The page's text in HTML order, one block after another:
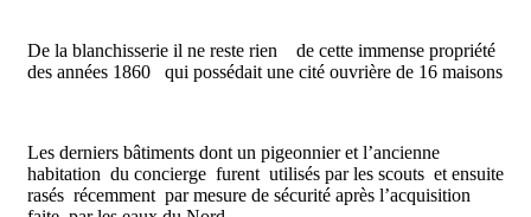
De la blanchisserie il ne reste rien de cette immense propriété
des années 1860 qui possédait une cité ouvrière de 16 maisons
Les derniers bâtiments dont un pigeonnier et l’ancienne
habitation du concierge furent utilisés par les scouts et ensuite
rasés récemment par mesure de sécurité après l’acquisition